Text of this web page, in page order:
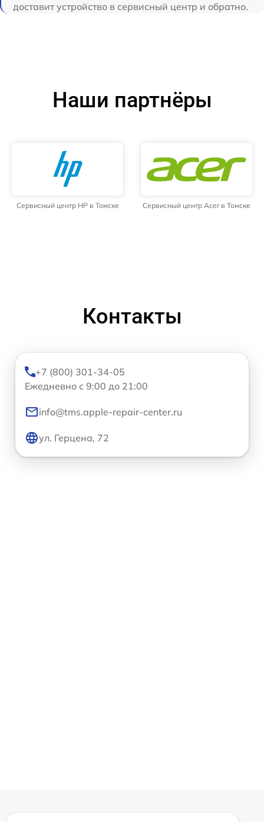
доставит устройство в сервисный центр и обратно.
Наши партнёры
Сервисный центр HP в Томске Сервисный центр Acer в Томске
Контакты
+7 (800) 301-34-05
Ежедневно с 9:00 до 21:00
info@tms.apple-repair-center.ru
ул. Герцена, 72